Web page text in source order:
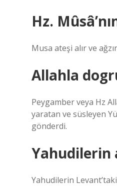
Hz.
Musa ateşi alır ve
Allahla
Peygamber veya Hz
yaratan ve süsleyen
gönderdi.
Yahudilerin
Yahudilerin